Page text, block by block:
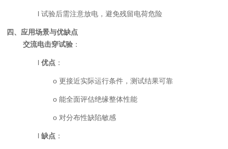
l试验后需注意放电，避免残留电荷危险
四、应用场景与优缺点
交流电击穿试验 ：
l优点 ：
o更接近实际运行条件，测试结果可靠
o能全面评估绝缘整体性能
o 对分布性缺陷敏感
l缺点 ：